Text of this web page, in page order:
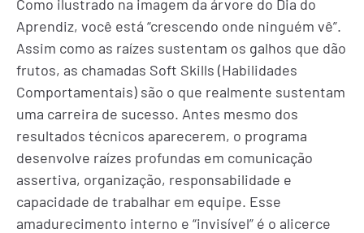
Como ilustrado na imagem da árvore do Dia do
Aprendiz, você está “crescendo onde ninguém vê”.
Assim como as raízes sustentam os galhos que dão
frutos, as chamadas Soft Skills (Habilidades
Comportamentais) são o que realmente sustentam
uma carreira de sucesso. Antes mesmo dos
resultados técnicos aparecerem, o programa
desenvolve raízes profundas em comunicação
assertiva, organização, responsabilidade e
capacidade de trabalhar em equipe. Esse
amadurecimento interno e “invisível” é o alicerce